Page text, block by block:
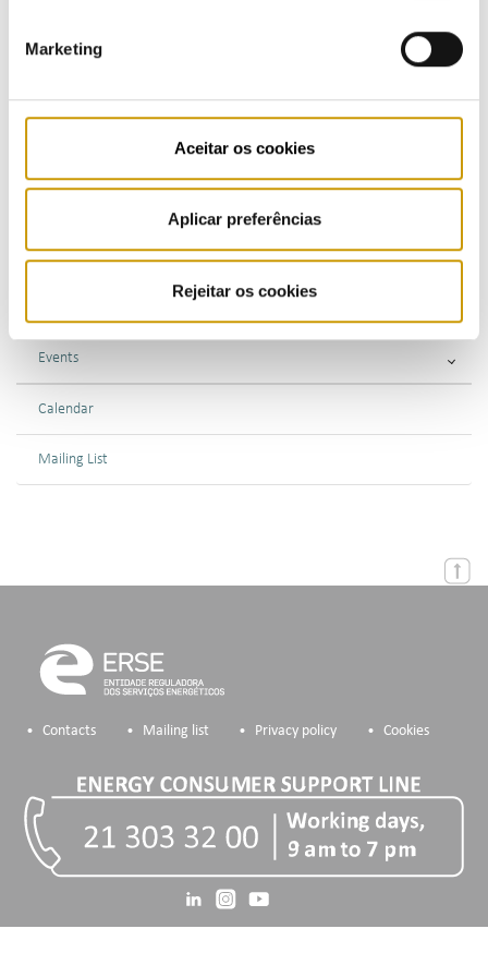
Marketing
Aceitar os cookies
Aplicar preferências
Rejeitar os cookies
Highlights
Press Releases
Publications (PT)
Events
Calendar
Mailing List
Contacts Mailing list Privacy policy Cookies